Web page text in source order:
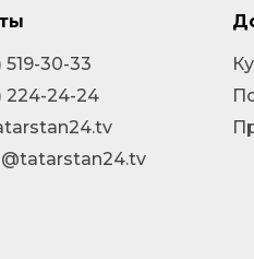
519-30-33
224-24-24